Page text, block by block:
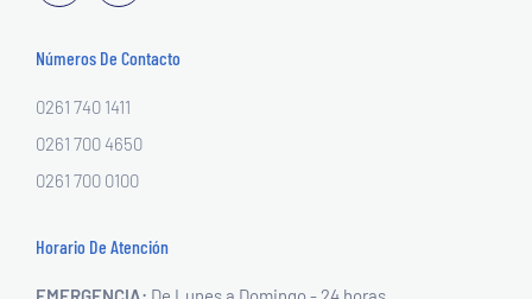
Números De Contacto
0261 740 1411
0261 700 4650
0261 700 0100
Horario De Atención